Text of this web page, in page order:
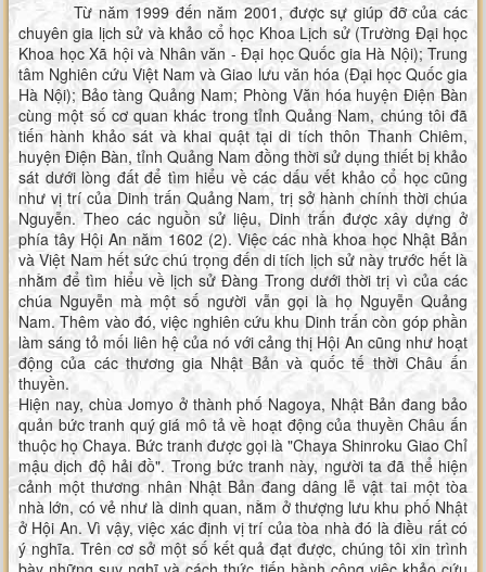
Từ năm 1999 đến năm 2001, được sự giúp đỡ của các
chuyên gia lịch sử và khảo cổ học Khoa Lịch sử (Trường Đại học
Khoa học Xã hội và Nhân văn - Đại học Quốc gia Hà Nội); Trung
tâm Nghiên cứu Việt Nam và Giao lưu văn hóa (Đại học Quốc gia
Hà Nội); Bảo tàng Quảng Nam; Phòng Văn hóa huyện Điện Bàn
cùng một số cơ quan khác trong tỉnh Quảng Nam, chúng tôi đã
tiến hành khảo sát và khai quật tại di tích thôn Thanh Chiêm,
huyện Điện Bàn, tỉnh Quảng Nam đồng thời sử dụng thiết bị khảo
sát dưới lòng đất để tìm hiểu về các dấu vết khảo cổ học cũng
như vị trí của Dinh trấn Quảng Nam, trị sở hành chính thời chúa
Nguyễn. Theo các nguồn sử liệu, Dinh trấn được xây dựng ở
phía tây Hội An năm 1602 (2). Việc các nhà khoa học Nhật Bản
và Việt Nam hết sức chú trọng đến di tích lịch sử này trước hết là
nhằm để tìm hiểu về lịch sử Đàng Trong dưới thời trị vì của các
chúa Nguyễn mà một số người vẫn gọi là họ Nguyễn Quảng
Nam. Thêm vào đó, việc nghiên cứu khu Dinh trấn còn góp phần
làm sáng tỏ mối liên hệ của nó với cảng thị Hội An cũng như hoạt
động của các thương gia Nhật Bản và quốc tế thời Châu ấn
thuyền.
Hiện nay, chùa Jomyo ở thành phố Nagoya, Nhật Bản đang bảo
quản bức tranh quý giá mô tả về hoạt động của thuyền Châu ấn
thuộc họ Chaya. Bức tranh được gọi là "Chaya Shinroku Giao Chỉ
mậu dịch độ hải đồ". Trong bức tranh này, người ta đã thể hiện
cảnh một thương nhân Nhật Bản đang dâng lễ vật tai một tòa
nhà lớn, có vẻ như là dinh quan, nằm ở thượng lưu khu phố Nhật
ở Hội An. Vì vậy, việc xác định vị trí của tòa nhà đó là điều rất có
ý nghĩa. Trên cơ sở một số kết quả đạt được, chúng tôi xin trình